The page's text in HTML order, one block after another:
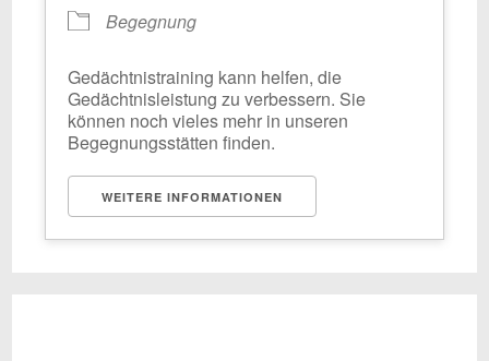
Begegnung
Gedächtnistraining kann helfen, die
Gedächtnisleistung zu verbessern. Sie
können noch vieles mehr in unseren
Begegnungsstätten finden.
WEITERE INFORMATIONEN